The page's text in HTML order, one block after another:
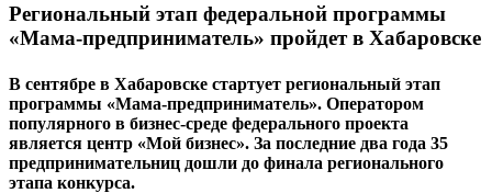
Региональный этап федеральной программы
«Мама-предприниматель» пройдет в Хабаровске
В сентябре в Хабаровске стартует региональный этап
программы «Мама-предприниматель». Оператором
популярного в бизнес-среде федерального проекта
является центр «Мой бизнес». За последние два года 35
предпринимательниц дошли до финала регионального
этапа конкурса.